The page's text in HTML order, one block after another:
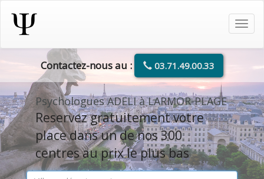
Contactez-nous au : 03.71.49.00.33
Psychologues ADELI à LARMOR-PLAGE
Reservez gratuitement votre
place dans un de nos 300
centres au prix le plus bas